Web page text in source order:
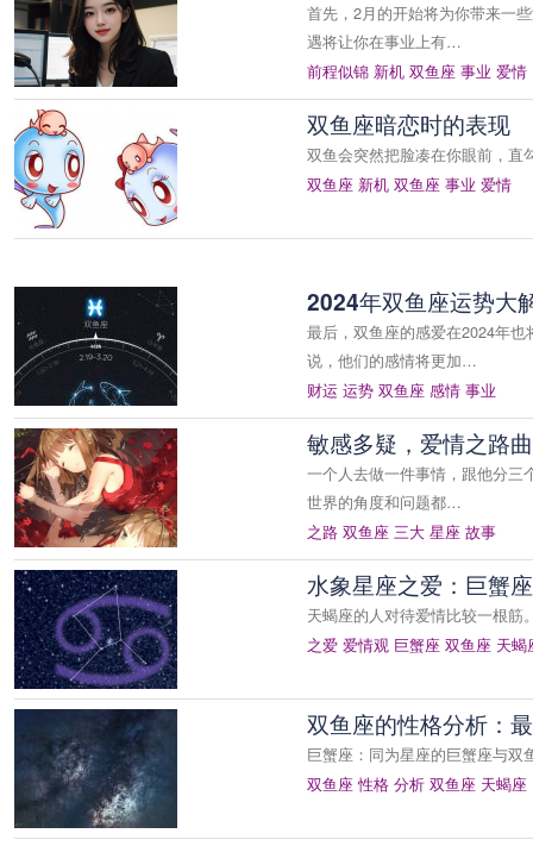
首先，2月的开始将为你带来一
遇将让你在事业上有…
前程似锦 新机 双鱼座 事业 爱情
双鱼座暗恋时的表现
双鱼会突然把脸凑在你眼前，直
双鱼座 新机 双鱼座 事业 爱情
2024年双鱼座运势大
最后，双鱼座的感爱在2024年
说，他们的感情将更加…
财运 运势 双鱼座 感情 事业
敏感多疑，爱情之路
一个人去做一件事情，跟他分三
世界的角度和问题都…
之路 双鱼座 三大 星座 故事
水象星座之爱：巨蟹
天蝎座的人对待爱情比较一根筋
之爱 爱情观 巨蟹座 双鱼座 天蝎
双鱼座的性格分析：
巨蟹座：同为星座的巨蟹座与双
双鱼座 性格 分析 双鱼座 天蝎座